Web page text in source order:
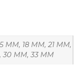
MM, 18 MM, 21 MM,
30 MM, 33 MM